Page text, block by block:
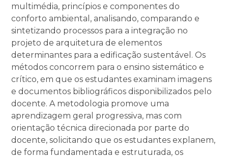
multimédia, princípios e componentes do
conforto ambiental, analisando, comparando e
sintetizando processos para a integração no
projeto de arquitetura de elementos
determinantes para a edificação sustentável. Os
métodos concorrem para o ensino sistemático e
crítico, em que os estudantes examinam imagens
e documentos bibliográficos disponibilizados pelo
docente. A metodologia promove uma
aprendizagem geral progressiva, mas com
orientação técnica direcionada por parte do
docente, solicitando que os estudantes explanem,
de forma fundamentada e estruturada, os